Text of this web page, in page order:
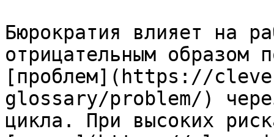
Бюрократия влияет на
отрицательным образом
[проблем](https://
glossary/problem/)
цикла. При высоких